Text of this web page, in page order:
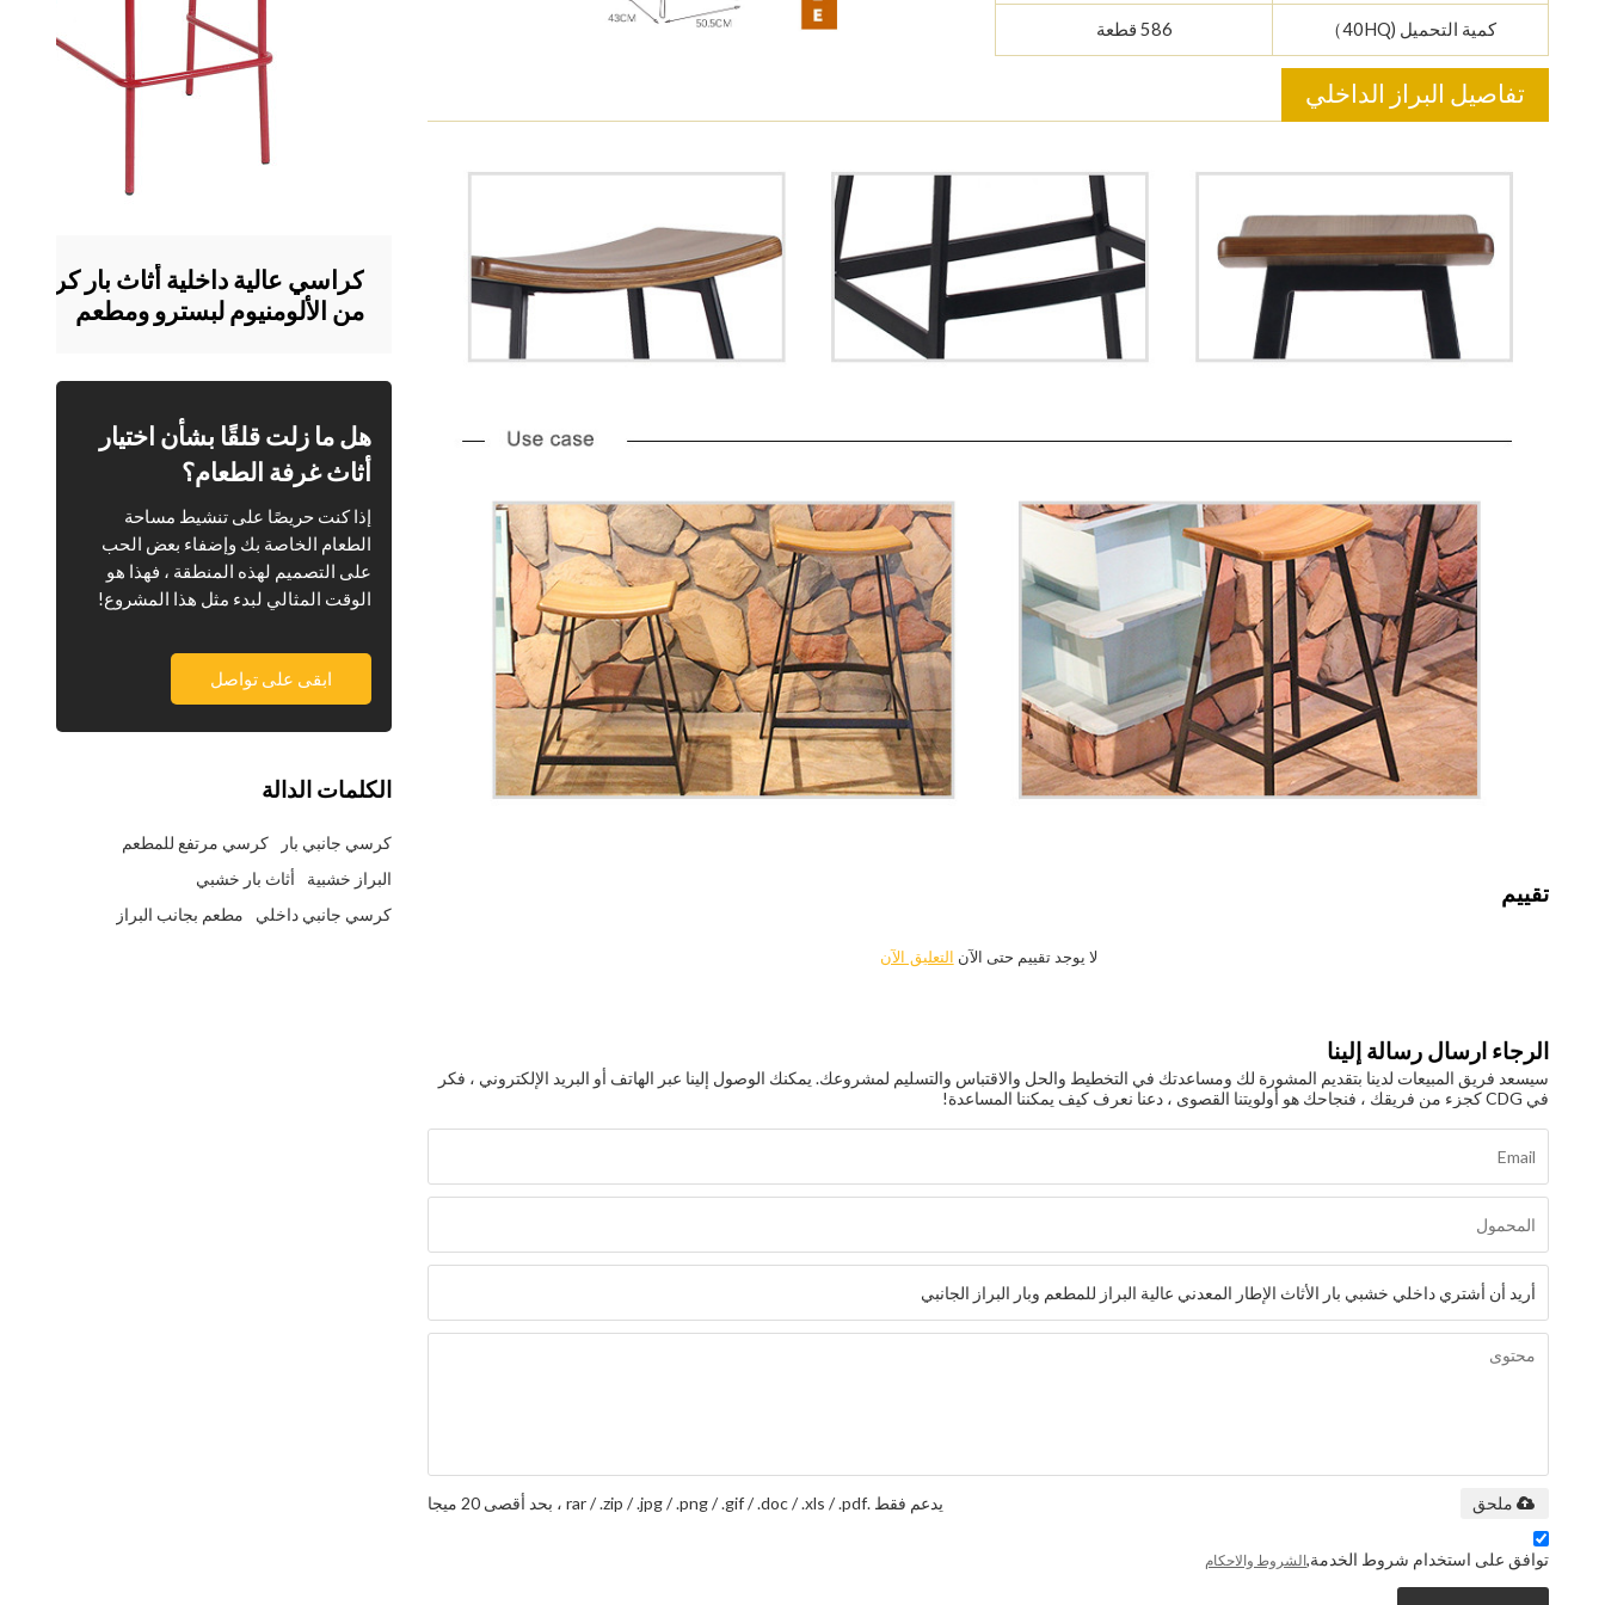
كراسي عالية داخلية أثاث بار كرسي
من الألومنيوم لبسترو ومطعم
هل ما زلت قلقًا بشأن اختيار
أثاث غرفة الطعام؟
إذا كنت حريصًا على تنشيط مساحة
الطعام الخاصة بك وإضفاء بعض الحب
على التصميم لهذه المنطقة ، فهذا هو
الوقت المثالي لبدء مثل هذا المشروع!
ابقى على تواصل
الكلمات الدالة
كرسي جانبي بار
كرسي مرتفع للمطعم
البراز خشبية
أثاث بار خشبي
كرسي جانبي داخلي
مطعم بجانب البراز
كمية التحميل (40HQ） 586 قطعة
تفاصيل البراز الداخلي
تقييم
لا يوجد تقييم حتى الآن التعليق الآن
الرجاء ارسال رسالة إلينا
سيسعد فريق المبيعات لدينا بتقديم المشورة لك ومساعدتك في التخطيط والحل والاقتباس والتسليم لمشروعك. يمكنك الوصول إلينا عبر الهاتف أو البريد الإلكتروني ، فكر
في CDG كجزء من فريقك ، فنجاحك هو أولويتنا القصوى ، دعنا نعرف كيف يمكننا المساعدة!
يدعم فقط .rar / .zip / .jpg / .png / .gif / .doc / .xls / .pdf ، بحد أقصى 20 ميجا ملحق
توافق على استخدام شروط الخدمة,الشروط والاحكام